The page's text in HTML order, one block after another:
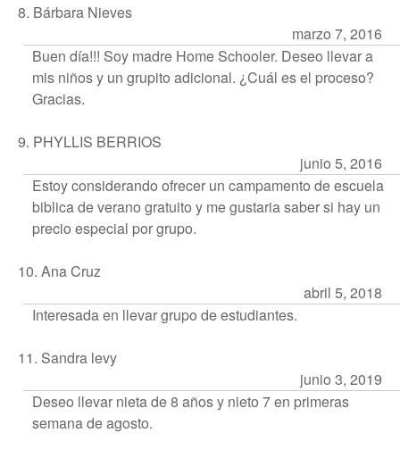
8. Bárbara Nieves
marzo 7, 2016
Buen día!!! Soy madre Home Schooler. Deseo llevar a
mis niños y un grupito adicional. ¿Cuál es el proceso?
Gracias.
9. PHYLLIS BERRIOS
junio 5, 2016
Estoy considerando ofrecer un campamento de escuela
biblica de verano gratuito y me gustaria saber si hay un
precio especial por grupo.
10. Ana Cruz
abril 5, 2018
Interesada en llevar grupo de estudiantes.
11. Sandra levy
junio 3, 2019
Deseo llevar nieta de 8 años y nieto 7 en primeras
semana de agosto.